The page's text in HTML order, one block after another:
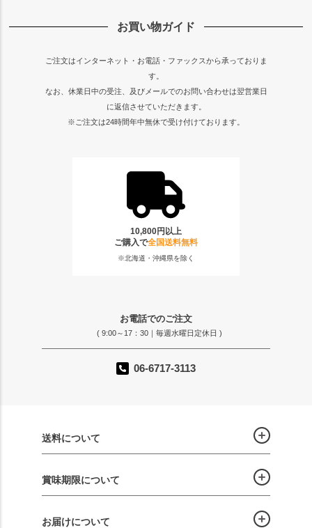
お買い物ガイド
ご注文はインターネット・お電話・ファックスから承っておりま
す。
なお、休業日中の受注、及びメールでのお問い合わせは翌営業日
に返信させていただきます。
※ご注文は24時間年中無休で受け付けております。
10,800円以上
ご購入で全国送料無料
※北海道・沖縄県を除く
お電話でのご注文
( 9:00～17：30｜毎週水曜日定休日 )
06-6717-3113
送料について
賞味期限について
お届けについて